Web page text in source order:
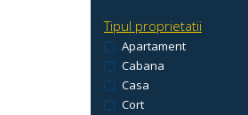
Tipul proprietatii
Apartament
Cabana
Casa
Cort